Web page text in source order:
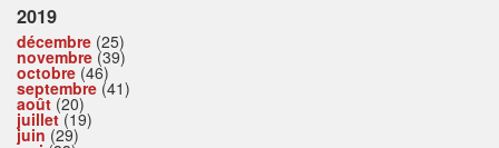
2019
décembre (25)
novembre (39)
octobre (46)
septembre (41)
août (20)
juillet(19)
juin (29)